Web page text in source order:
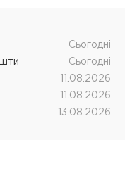
Cьогодні
Cьогодні
11.08.2026
11.08.2026
13.08.2026